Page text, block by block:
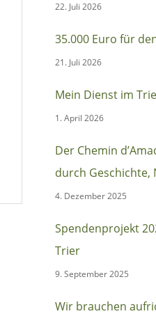
22. Juli 2026
35.000 Euro für
21. Juli 2026
Mein Dienst im
1. April 2026
Der Chemin
durch Geschichte,
4. Dezember 2025
Spendenprojekt
Trier
9. September 2025
Wir brauchen